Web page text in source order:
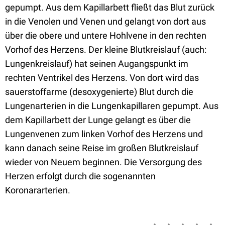
gepumpt. Aus dem Kapillarbett fließt das Blut zurück
in die Venolen und Venen und gelangt von dort aus
über die obere und untere Hohlvene in den rechten
Vorhof des Herzens. Der kleine Blutkreislauf (auch:
Lungenkreislauf) hat seinen Augangspunkt im
rechten Ventrikel des Herzens. Von dort wird das
sauerstoffarme (desoxygenierte) Blut durch die
Lungenarterien in die Lungenkapillaren gepumpt. Aus
dem Kapillarbett der Lunge gelangt es über die
Lungenvenen zum linken Vorhof des Herzens und
kann danach seine Reise im großen Blutkreislauf
wieder von Neuem beginnen. Die Versorgung des
Herzen erfolgt durch die sogenannten
Koronararterien.